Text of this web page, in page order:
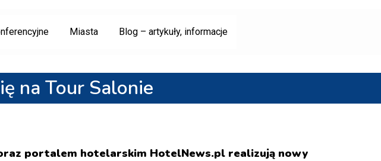
Miasta Blog – artykuły, informacje
na Tour Salonie
portalem hotelarskim HotelNews.pl realizują nowy